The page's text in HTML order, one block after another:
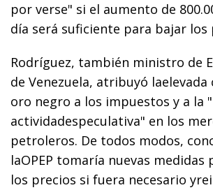
por verse" si el aumento de
día será suficiente para bajar los
Rodríguez, también ministro de
de Venezuela, atribuyó
oro negro a los impuestos y a la
actividadespeculativa" en los
petroleros. De todos modos,
laOPEP tomaría nuevas medidas
los precios si fuera necesario